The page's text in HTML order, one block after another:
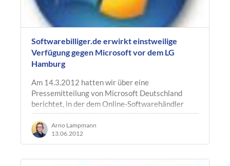
Softwarebilliger.de erwirkt einstweilige
Verfügung gegen Microsoft vor dem LG
Hamburg
Am 14.3.2012 hatten wir über eine
Pressemitteilung von Microsoft Deutschland
berichtet, in der dem Online-Softwarehändler
softwarebilliger.de vorgeworfen wurde,
Fälschungen…
Arno Lampmann
13.06.2012